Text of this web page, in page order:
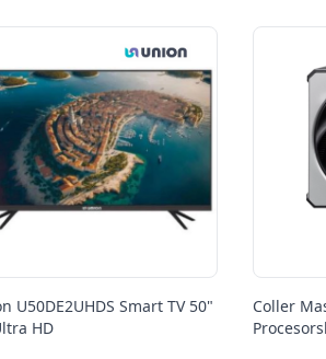
U50DE2UHDS Smart TV 50"
HD
Coller